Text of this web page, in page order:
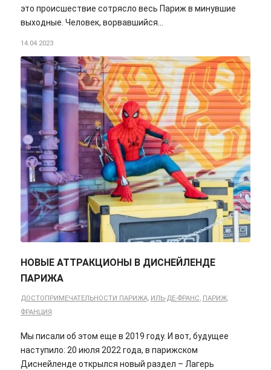
это происшествие сотрясло весь Париж в минувшие
выходные. Человек, ворвавшийся…
14.04.2023
НОВЫЕ АТТРАКЦИОНЫ В ДИСНЕЙЛЕНДЕ
ПАРИЖА
ДОСТОПРИМЕЧАТЕЛЬНОСТИ ПАРИЖА, ИЛЬ-ДЕ-ФРАНС, ПАРИЖ,
ФРАНЦИЯ
Мы писали об этом еще в 2019 году. И вот, будущее
наступило: 20 июля 2022 года, в парижском
Диснейленде открылся новый раздел – Лагерь